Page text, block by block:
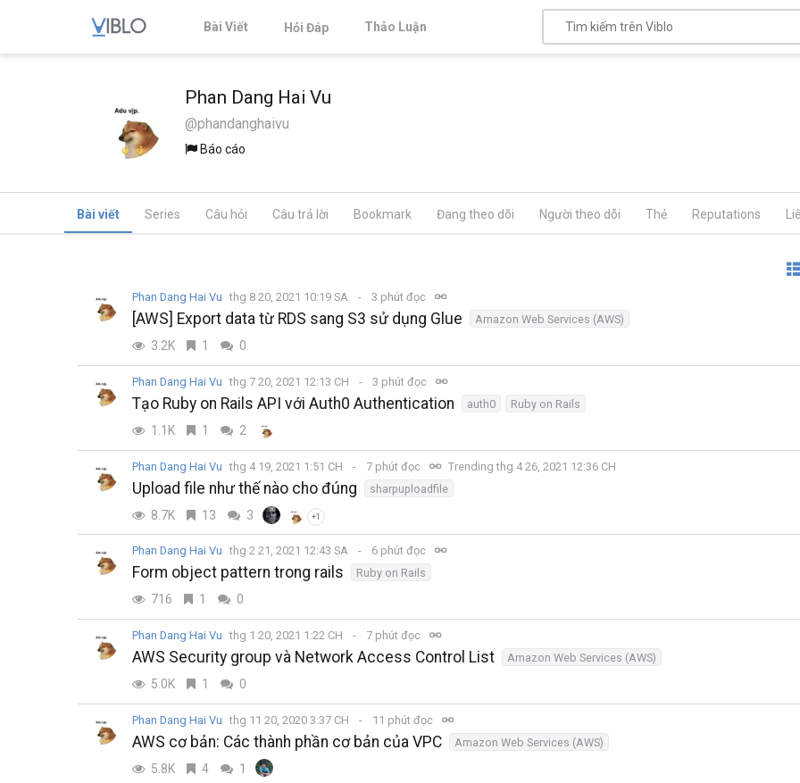
Bài Viết Hỏi Đáp Thảo Luận
Phan Dang Hai Vu
@phandanghaivu
Báo cáo
Bài viết Series Câu hỏi Câu trả lời Bookmark Đang theo dõi Người theo dõi Thẻ Reputations
Phan Dang Hai Vu thg 8 20, 2021 10:19 SA 3 phút đọc
[AWS] Export data từ RDS sang S3 sử dụng Glue Amazon Web Services (AWS)
3.2K 1 0
Phan Dang Hai Vu thg 7 20, 2021 12:13 CH 3 phút đọc
Tạo Ruby on Rails API với Auth0 Authentication auth0 Ruby on Rails
1.1K 1 2
Phan Dang Hai Vu thg 4 19, 2021 1:51 CH 7 phút đọc Trending thg 4 26, 2021 12:36 CH
Upload file như thế nào cho đúng sharpuploadfile
8.7K 13 3 +1
Phan Dang Hai Vu thg 2 21, 2021 12:43 SA 6 phút đọc
Form object pattern trong rails Ruby on Rails
716 1 0
Phan Dang Hai Vu thg 1 20, 2021 1:22 CH 7 phút đọc
AWS Security group và Network Access Control List Amazon Web Services (AWS)
5.0K 1 0
Phan Dang Hai Vu thg 11 20, 2020 3:37 CH 11 phút đọc
AWS cơ bản: Các thành phần cơ bản của VPC Amazon Web Services (AWS)
5.8K 4 1